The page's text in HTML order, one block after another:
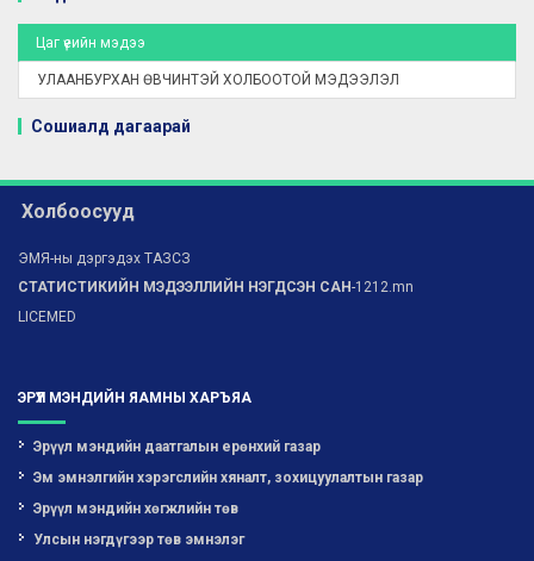
Цаг үеийн мэдээ
УЛААНБУРХАН ӨВЧИНТЭЙ ХОЛБООТОЙ МЭДЭЭЛЭЛ
Сошиалд дагаарай
Холбоосууд
ЭМЯ-ны дэргэдэх ТАЗСЗ
СТАТИСТИКИЙН МЭДЭЭЛЛИЙН НЭГДСЭН САН-1212.mn
LICEMED
ЭРҮҮЛ МЭНДИЙН ЯАМНЫ ХАРЪЯА
Эрүүл мэндийн даатгалын ерөнхий газар
Эм эмнэлгийн хэрэгслийн хяналт, зохицуулалтын газар
Эрүүл мэндийн хөгжлийн төв
Улсын нэгдүгээр төв эмнэлэг